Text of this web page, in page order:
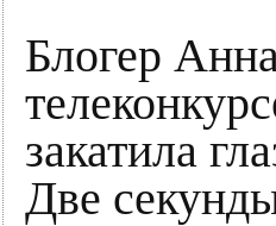
Блогер
закатила
Две